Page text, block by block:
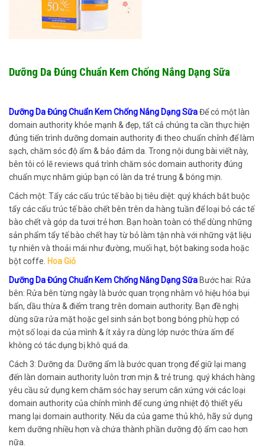
Dưỡng Da Đúng Chuẩn Kem Chống Nắng Dạng Sữa
Dưỡng Da Đúng Chuẩn Kem Chống Nắng Dạng SữaĐể có một làn
domain authority khỏe mạnh & đẹp, tất cả chúng ta cần thực hiện
đúng tiến trình dưỡng domain authority đi theo chuẩn chỉnh để làm
sạch, chăm sóc độ ẩm & bảo đảm da. Trong nội dung bài viết này,
bên tôi có lẽ reviews quá trình chăm sóc domain authority đúng
chuẩn mực nhằm giúp bạn có làn da trẻ trung & bóng mịn.
Cách một: Tẩy các cấu trúc tế bào bị tiêu diệt: quý khách bắt buộc
tẩy các cấu trúc tế bào chết bên trên da hàng tuần để loại bỏ các tế
bào chết và góp da tươi trẻ hơn. Bạn hoàn toàn có thể dùng những
sản phẩm tẩy tế bào chết hay từ bỏ làm tận nhà với những vật liệu
tự nhiên và thoải mái như đường, muối hạt, bột baking soda hoặc
bột coffe. Hoa Giỏ
Dưỡng Da Đúng Chuẩn Kem Chống Nắng Dạng Sữa Bước hai: Rửa
bên: Rửa bên từng ngày là bước quan trọng nhằm vô hiệu hóa bụi
bẩn, dầu thừa & điểm trang trên domain authority. Bạn đề nghị
dùng sữa rửa mặt hoặc gel sinh sản bọt bong bóng phù hợp có
một số loại da của mình & ít xảy ra dùng lớp nước thừa ấm để
không có tác dụng bị khô quá da.
Cách 3: Dưỡng da: Dưỡng ẩm là bước quan trọng để giữ lại mang
đến làn domain authority luôn trơn mịn & trẻ trung. quý khách hàng
yêu cầu sử dụng kem chăm sóc hay serum cân xứng với các loại
domain authority của chính mình để cung ứng nhiệt độ thiết yếu
mang lại domain authority. Nếu da của game thủ khô, hãy sử dụng
kem dưỡng nhiều hơn và chứa thành phần dưỡng độ ẩm cao hơn
nữa.